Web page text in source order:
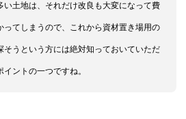
い土地は、それだけ改良も大変になって費
ってしまうので、これから資材置き場用の
そうという方には絶対知っておいていただ
イントの一つですね。